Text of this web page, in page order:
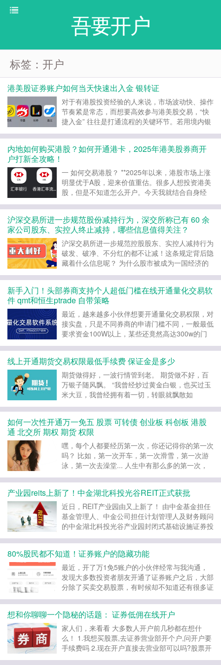
吾要开户
标签：开户
港美股证券账户如何当天快速出入金 银转证
对于有港股投资经验的人来说，市场波动快、操作
节奏紧是常态，而想要高效参与港美股交易，“快
捷入金” 往往是打通流程的关键环节。若用境内银
行卡入金，虽不用额外办卡，但不仅存在入金失败
的风险（失败后还会损失手续费），且无法完成出
金操作。 相比之下，一张香港银行卡堪称 “港股入
内地如何购买港股？如何开通港卡，2025年港美股券商开
户打新全攻略！
一 如何交易港股？ **2025年以来，港股市场上涨
明显优于A股，迎来价值重估。很多人想投资港美
股，但是不知道怎么开户。今天我就结合自身经
验，为大家带来港卡与美股券商开户教程。 内地
投资者参与港股交易的主流方式： 港股通 港股通
是内地投资者参与港股交易最便捷的渠道之一。
*1...
沪深交易所进一步规范股份减持行为，深交所称已有 60 余
家公司股东、实控人终止减持，哪些信息值得关注？
沪深交易所进一步规范控股股东、实控人减持行为
破发、破净、不分红的都不让减！这条规定背后隐
藏着什么信息呢？ 为什么股市被成为一国经济的
晴雨表呢？原因在于上市公司的分红机制。我们之
所以愿意以当前价格买入某只股票，原始逻辑是认
为这家公司以后经营会越来越好，分红会越来越
多。如果一家公司...
新手入门！头部券商支持个人超低门槛在线开通量化交易软
件 qmt和恒生ptrade 自带策略
最近，越来越多小伙伴想要开通量化交易权限，对
接实盘，只是不同券商的申请门槛不同，一般最低
要求资金100W以上，某些还竟然高达300w的门
槛，所以大多只能望“量”兴叹！ 但现在重磅福利来
了，通过笔者VIP链接可以获取超低门槛可开通量
化交易权限（账户首月保持入金2w即可） 同时，
该头...
线上开通期货交易权限最低手续费 保证金是多少
期货做得好，一波行情管到老。 期货做不好，百
万银子随风飘。 “我曾经炒过黄金白银，也买过玉
米大豆，我曾经拥有着一切，转眼就飘散如
烟”——朴树的《平凡之路》改一改活脱脱就是期
货做 不好的《爆仓之路》 所以，如果想要进入期
货市场的小伙伴们，务必提前做足功课，知己知彼
百战百胜,今天这篇...
如何一次性开通万一免五 股票 可转债 创业板 科创板 港股
通 北交所 期权 期货 权限
嘿，每个人都要经历第一次，你还记得你的第一次
吗？ 比如，第一次开车，第一次滑雪，第一次游
泳，第一次去澡堂... 人生中有那么多的第一次，
但任何第一次的紧张、羞涩、惶恐不安，都给我们
留下了深刻的印象。 但第一次很重要啊，接下来
能不能走得更好都靠它的积累了！ 然而，你知道
新开证券账...
产业园reits上新了！中金湖北科投光谷REIT正式获批
近日，REIT产业园由又上新了！ 由中金基金担任
基金管理人、中金公司担任计划管理人及财务顾问
的中金湖北科投光谷产业园封闭式基础设施证券投
资基金 简称“中金湖北科投光谷REIT”中金湖北科
投光谷REIT正式获批！ 上市日期欢迎留意本站最
新消息，通常reits认购时可选场内基金认购方...
80%股民都不知道！证券账户的隐藏功能
最近，开了万1免5账户的小伙伴经常与我沟通，
发现大多数投资者朋友开通了证券账户之后，大部
分除了买卖交易股票，有时候却不知道还有很多证
券账户还有很多隐秘功能。这些功能有的可以帮你
省钱甚至帮你小赚一笔，看看这些证券账户隐藏的
功能你都知道吗？ **AA级券商开户最低费率：股
票万一免五，...
想和你聊聊一个隐秘的话题： 证券低佣在线开户
家人们，来看看 大多数人开户前几秒都在想什
么！ 1.我想买股票,去证券营业部开个户,问开户要
手续费吗 2.现在开户直接去营业部可以吗?股票开
户不买卖有费用吗 3.网上证券账户开户靠谱吗 4.